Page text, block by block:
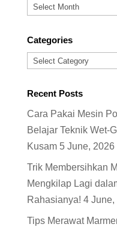
Archives
Categories
Categories
Recent Posts
Cara Pakai Mesin
Belajar Teknik Wet-
Kusam 5 June, 2026
Trik Membersihkan
Mengkilap Lagi
Rahasianya! 4 June,
Tips Merawat